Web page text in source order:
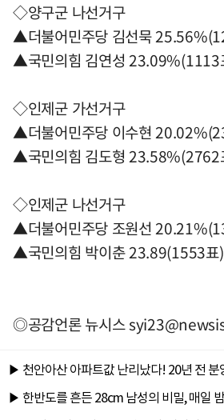
◇양구군 나선거구
▲더불어민주당 김선묵
▲국민의힘 김연성 23.09%(1113
◇인제군 가선거구
▲더불어민주당 이수현
▲국민의힘 김도형 23.58%(2762
◇인제군 나선거구
▲더불어민주당 조원선
▲국민의힘 박이춘 23.89(1553표)
◎공감언론 뉴시스